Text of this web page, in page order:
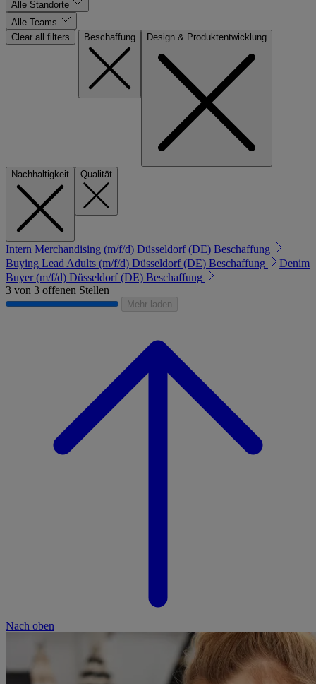
Alle Standorte
Alle Teams
Clear all filters
Beschaffung Design & Produktentwicklung
Nachhaltigkeit Qualität
Intern Merchandising (m/f/d) Düsseldorf (DE) Beschaffung
Buying Lead Adults (m/f/d) Düsseldorf (DE) Beschaffung
Denim
Buyer (m/f/d) Düsseldorf (DE) Beschaffung
3 von 3 offenen Stellen
Mehr laden
Nach oben